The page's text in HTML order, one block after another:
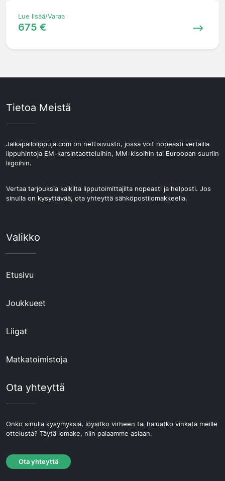
Lue lisää/Varaa
675 €
Tietoa Meistä
Jalkapallolippuja.com on nettisivusto, jossa voit nopeasti vertailla
lippuhintoja EM-karsintaotteluihin, MM-kisoihin tai Euroopan suuriin
liigoihin.
Vertaa tarjouksia kaikilta lipputoimittajilta nopeasti ja helposti. Jos
sinulla on kysyttävää, ota yhteyttä sähköpostilomakkeella.
Valikko
Etusivu
Joukkueet
Liigat
Matkatoimistoja
Ota yhteyttä
Onko sinulla kysymyksiä, löysitkö virheen tai haluatko vinkata meille
ottelusta? Täytä lomake, niin palaamme asiaan.
Ota yhteyttä